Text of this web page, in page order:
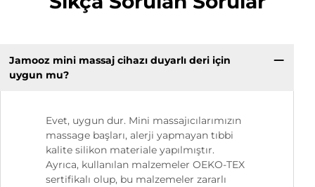
Jamooz mini massaj cihazı duyarlı deri için
uygun mu?
Evet, uygun dur. Mini massajıcılarımızın
massage başları, alerji yapmayan tıbbi
kalite silikon materiale yapılmıştır.
Ayrıca, kullanılan malzemeler OEKO-TEX
sertifikalı olup, bu malzemeler zararlı